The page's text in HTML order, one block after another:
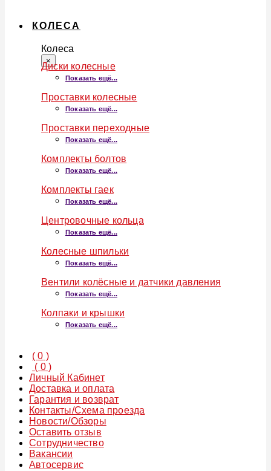
КОЛЕСА
Колеса
×
Диски колесные
Показать ещё...
Проставки колесные
Показать ещё...
Проставки переходные
Показать ещё...
Комплекты болтов
Показать ещё...
Комплекты гаек
Показать ещё...
Центровочные кольца
Показать ещё...
Колесные шпильки
Показать ещё...
Вентили колёсные и датчики давления
Показать ещё...
Колпаки и крышки
Показать ещё...
(0 )
( 0)
Личный Кабинет
Доставка и оплата
Гарантия и возврат
Контакты/Схема проезда
Новости/Обзоры
Оставить отзыв
Сотрудничество
Вакансии
Автосервис